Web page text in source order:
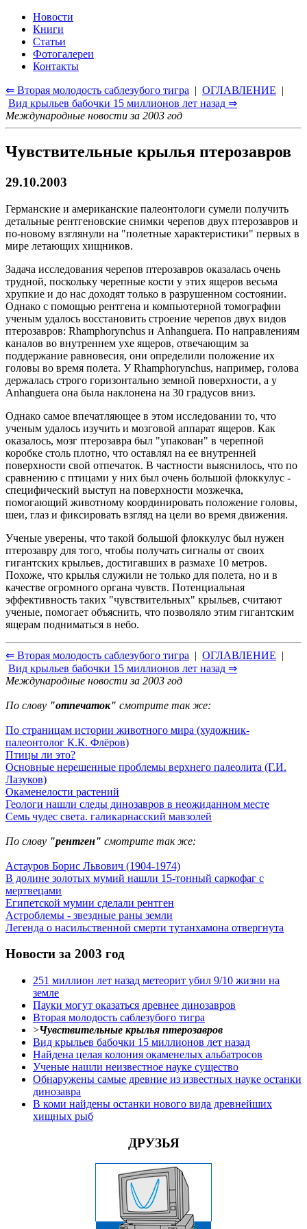
Новости
Книги
Статьи
Фотогалереи
Контакты
⇐ Вторая молодость саблезубого тигра | ОГЛАВЛЕНИЕ |
Вид крыльев бабочки 15 миллионов лет назад ⇒
Международные новости за 2003 год
Чувствительные крылья птерозавров
29.10.2003
Германские и американские палеонтологи сумели получить
детальные рентгеновские снимки черепов двух птерозавров и
по-новому взглянули на "полетные характеристики" первых в
мире летающих хищников.
Задача исследования черепов птерозавров оказалась очень
трудной, поскольку черепные кости у этих ящеров весьма
хрупкие и до нас доходят только в разрушенном состоянии.
Однако с помощью рентгена и компьютерной томографии
ученым удалось восстановить строение черепов двух видов
птерозавров: Rhamphorynchus и Anhanguera. По направлениям
каналов во внутреннем ухе ящеров, отвечающим за
поддержание равновесия, они определили положение их
головы во время полета. У Rhamphorynchus, например, голова
держалась строго горизонтально земной поверхности, а у
Anhanguera она была наклонена на 30 градусов вниз.
Однако самое впечатляющее в этом исследовании то, что
ученым удалось изучить и мозговой аппарат ящеров. Как
оказалось, мозг птерозавра был "упакован" в черепной
коробке столь плотно, что оставлял на ее внутренней
поверхности свой отпечаток. В частности выяснилось, что по
сравнению с птицами у них был очень большой флоккулус -
специфический выступ на поверхности мозжечка,
помогающий животному координировать положение головы,
шеи, глаз и фиксировать взгляд на цели во время движения.
Ученые уверены, что такой большой флоккулус был нужен
птерозавру для того, чтобы получать сигналы от своих
гигантских крыльев, достигавших в размахе 10 метров.
Похоже, что крылья служили не только для полета, но и в
качестве огромного органа чувств. Потенциальная
эффективность таких "чувствительных" крыльев, считают
ученые, помогает объяснить, что позволяло этим гигантским
ящерам подниматься в небо.
⇐ Вторая молодость саблезубого тигра | ОГЛАВЛЕНИЕ |
Вид крыльев бабочки 15 миллионов лет назад ⇒
Международные новости за 2003 год
По слову "отпечаток" смотрите так же:
По страницам истории животного мира (художник-
палеонтолог К.К. Флёров)
Птицы ли это?
Основные нерешенные проблемы верхнего палеолита (Г.И.
Лазуков)
Окаменелости растений
Геологи нашли следы динозавров в неожиданном месте
Семь чудес света. галикарнасский мавзолей
По слову "рентген" смотрите так же:
Астауров Борис Львович (1904-1974)
В долине золотых мумий нашли 15-тонный саркофаг с
мертвецами
Египетской мумии сделали рентген
Астроблемы - звездные раны земли
Легенда о насильственной смерти тутанхамона отвергнута
Новости за 2003 год
251 миллион лет назад метеорит убил 9/10 жизни на
земле
Пауки могут оказаться древнее динозавров
Вторая молодость саблезубого тигра
>Чувствительные крылья птерозавров
Вид крыльев бабочки 15 миллионов лет назад
Найдена целая колония окаменелых альбатросов
Ученые нашли неизвестное науке существо
Обнаружены самые древние из известных науке останки
динозавра
В коми найдены останки нового вида древнейших
хищных рыб
ДРУЗЬЯ